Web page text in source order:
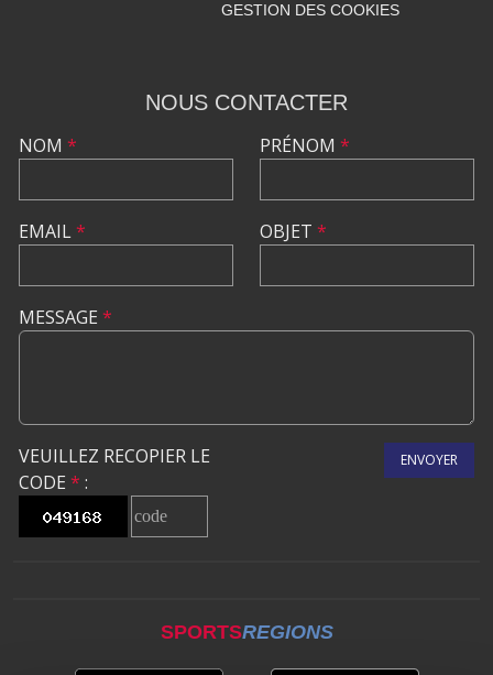
GESTION DES COOKIES
NOUS CONTACTER
NOM *
EMAIL*
PRÉNOM *
OBJET *
MESSAGE *
VEUILLEZ RECOPIER LE
CODE * :
ENVOYER
SPORTSREGIONS